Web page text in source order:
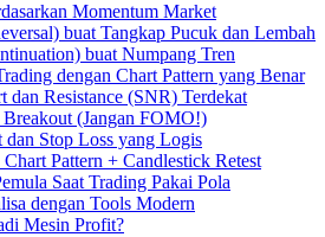
Momentum Market
buat Tangkap Pucuk dan Lembah
buat Numpang Tren
dengan Chart Pattern yang Benar
dan Resistance (SNR) Terdekat
(Jangan FOMO!)
Stop Loss yang Logis
Pattern + Candlestick Retest
Saat Trading Pakai Pola
dengan Tools Modern
Mesin Profit?